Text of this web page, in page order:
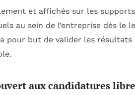
et affichés sur les supports
au sein de l’entreprise dès le
pour but de valider les résultats
aux candidatures